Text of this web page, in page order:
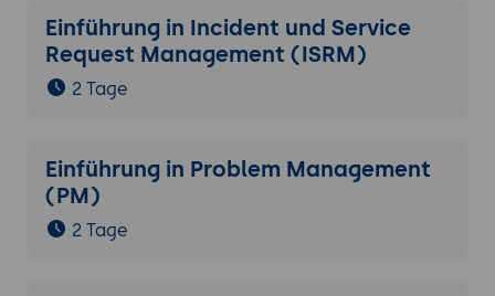
Einführung in Incident und Service
Request Management (ISRM)
2 Tage
Einführung in Problem Management
(PM)
2 Tage